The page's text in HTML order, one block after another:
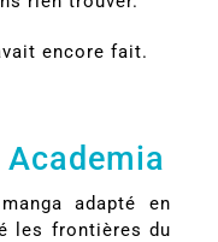
encore fait.
adapté en
les frontières du